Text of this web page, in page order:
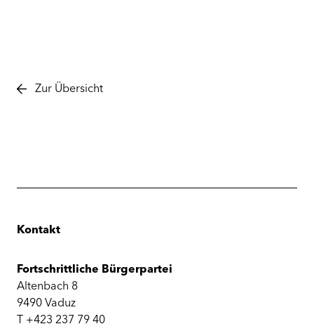
Zur Übersicht
Kontakt
Fortschrittliche Bürgerpartei
Altenbach 8
9490 Vaduz
T +423 237 79 40